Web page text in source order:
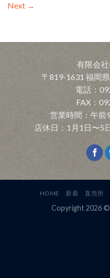
Next →
有限会
〒819-1631 福岡
電話：
FAX：
営業時間：午前
店休日：1月1日〜
HOME 新着 直売所
Copyright 2026 ©